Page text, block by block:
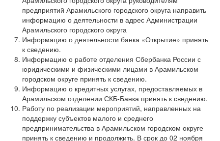
предприятий Арамильского городского округа направить
информацию о деятельности в адрес Администрации
Арамильского городского округа
Информацию о деятельности банка «Открытие» принять
к сведению.
Информацию о работе отделения Сбербанка России с
юридическими и физическими лицами в Арамильском
городском округе принять к сведению.
Информацию о кредитных услугах, предоставляемых в
Арамильском отделении СКБ-Банка принять к сведению.
Работу по реализации мероприятий, направленных на
поддержку субъектов малого и среднего
предпринимательства в Арамильском городском округе
принять к сведению и продолжить. В срок до 02 ноября